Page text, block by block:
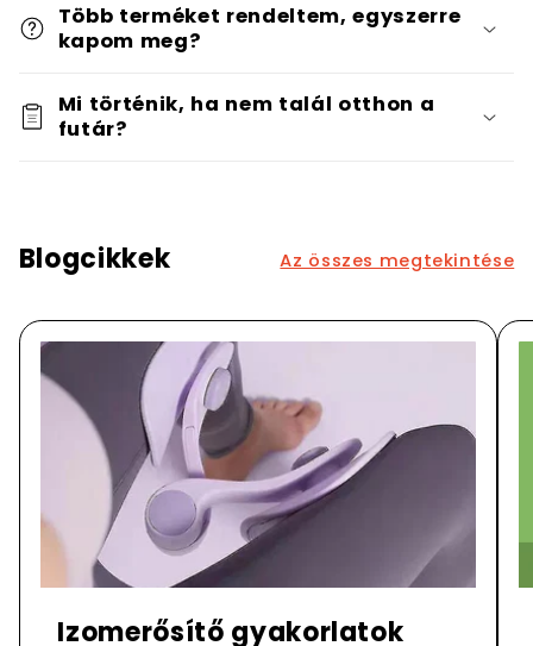
Több terméket rendeltem, egyszerre
kapom meg?
Mi történik, ha nem talál otthon a
futár?
Blogcikkek Az összes megtekintése
Izomerősítő gyakorlatok